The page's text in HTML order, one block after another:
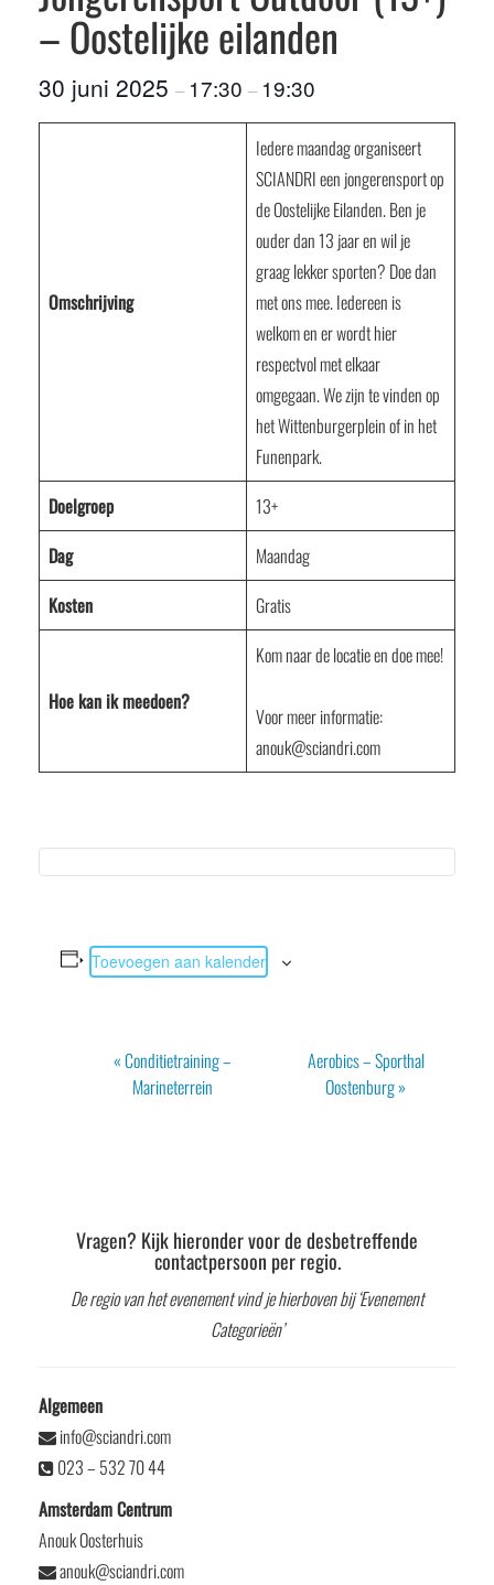
– Oostelijke eilanden
30 juni 2025 – 17:30 – 19:30
Omschrijving
Iedere maandag organiseert
SCIANDRI een jongerensport op
de Oostelijke Eilanden. Ben je
ouder dan 13 jaar en wil je
graag lekker sporten? Doe dan
met ons mee. Iedereen is
welkom en er wordt hier
respectvol met elkaar
omgegaan. We zijn te vinden op
het Wittenburgerplein of in het
Funenpark.
Doelgroep
13+
Dag
Maandag
Kosten
Gratis
Hoe kan ik meedoen?
Kom naar de locatie en doe mee!
Voor meer informatie:
anouk@sciandri.com
Toevoegen aan kalender
Evenement
«Conditietraining –
Marineterrein
Aerobics – Sporthal
Oostenburg»
Vragen? Kijk hieronder voor de desbetreffende
contactpersoon per regio.
De regio van het evenement vind je hierboven bij ‘Evenement
Categorieën’
Algemeen
info@sciandri.com
023 – 532 70 44
Amsterdam Centrum
Anouk Oosterhuis
anouk@sciandri.com